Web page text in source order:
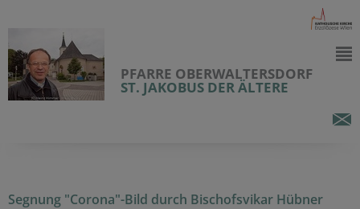
PFARRE OBERWALTERSDORF
ST. JAKOBUS DER ÄLTERE
Segnung "Corona"-Bild durch Bischofsvikar Hübner